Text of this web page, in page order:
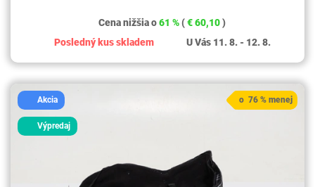
Cena nižšia o61 % (€ 60,10)
Posledný kus skladem
U Vás 11. 8. - 12. 8.
Akcia
Výpredaj
o 76 % menej